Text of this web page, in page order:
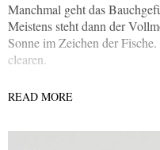
Manchmal geht das
Meistens steht dann der
Sonne im Zeichen der
clearen.
READ MORE